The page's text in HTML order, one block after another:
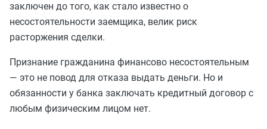
заключен до того, как стало известно о
несостоятельности заемщика, велик риск
расторжения сделки.
Признание гражданина финансово несостоятельным
— это не повод для отказа выдать деньги. Но и
обязанности у банка заключать кредитный договор с
любым физическим лицом нет.